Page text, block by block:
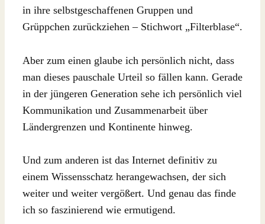
in ihre selbstgeschaffenen Gruppen und
Grüppchen zurückziehen – Stichwort „Filterblase“.
Aber zum einen glaube ich persönlich nicht, dass
man dieses pauschale Urteil so fällen kann. Gerade
in der jüngeren Generation sehe ich persönlich viel
Kommunikation und Zusammenarbeit über
Ländergrenzen und Kontinente hinweg.
Und zum anderen ist das Internet definitiv zu
einem Wissensschatz herangewachsen, der sich
weiter und weiter vergößert. Und genau das finde
ich so faszinierend wie ermutigend.